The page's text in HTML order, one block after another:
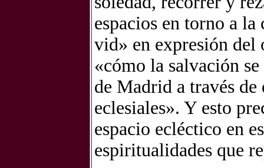
espacios en torno a
vid» en expresión del
«cómo la salvación
de Madrid a través de
eclesiales». Y esto
espacio ecléctico en
espiritualidades que